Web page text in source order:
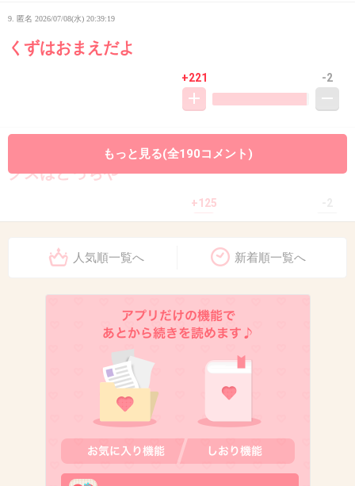
9. 匿名 2026/07/08(水) 20:39:19
くずはおまえだよ
+221 -2
クズはどっちや
+125
もう価格高騰してるんだから、
2026/07/08(水) 20:39:34
もっと見る(全190コメント)
人気順一覧へ 新着順一覧へ